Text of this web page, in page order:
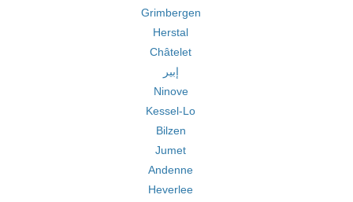
Grimbergen
Herstal
Châtelet
إبير
Ninove
Kessel-Lo
Bilzen
Jumet
Andenne
Heverlee